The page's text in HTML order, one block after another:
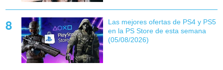
Las mejores ofertas de PS4 y PS5
en la PS Store de esta semana
(05/08/2026)